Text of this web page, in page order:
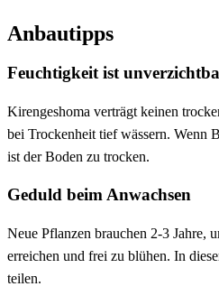
Anbautipps
Feuchtigkeit ist
Kirengeshoma verträgt keinen
bei Trockenheit tief wässern. Wenn
ist der Boden zu trocken.
Geduld beim Anwachsen
Neue Pflanzen brauchen 2-3 Jahre,
erreichen und frei zu blühen. In
teilen.